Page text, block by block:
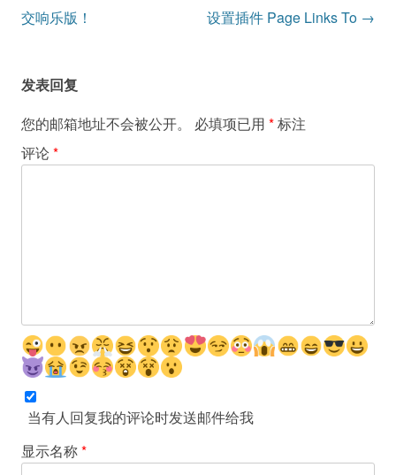
章
航
交响乐版！
设置插件 Page Links To →
发表回复
您的邮箱地址不会被公开。
必填项已用 *标注
评论*
当有人回复我的评论时发送邮件给我
显示名称*